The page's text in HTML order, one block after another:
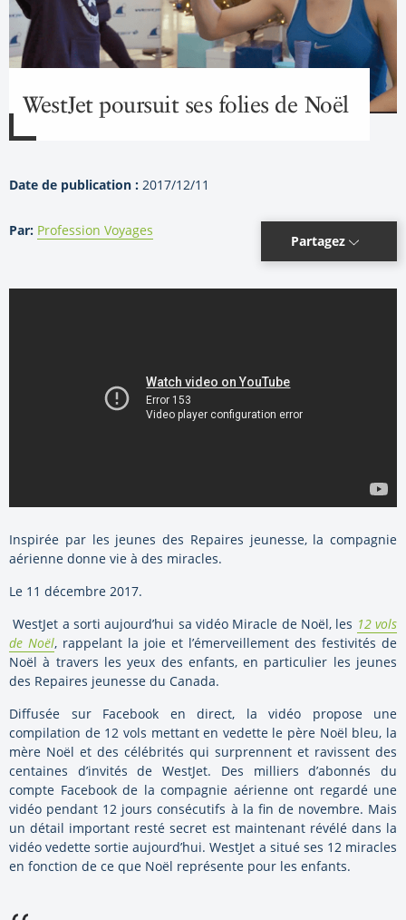
WestJet poursuit ses folies de Noël
Date de publication : 2017/12/11
Par: Profession Voyages
Partagez
Inspirée par les jeunes des Repaires jeunesse, la compagnie
aérienne donne vie à des miracles.
L e 11 décembre 2017.
WestJet a sorti aujourd’hui sa vidéo Miracle de Noël, les 12 vols
de Noël, rappelant la joie et l’émerveillement des festivités de
Noël à travers les yeux des enfants, en particulier les jeunes
des Repaires jeunesse du Canada.
Diffusée sur Facebook en direct, la vidéo propose une
compilation de 12 vols mettant en vedette le père Noël bleu, la
mère Noël et des célébrités qui surprennent et ravissent des
centaines d’invités de WestJet. Des milliers d’abonnés du
compte Facebook de la compagnie aérienne ont regardé une
vidéo pendant 12 jours consécutifs à la fin de novembre. Mais
un détail important resté secret est maintenant révélé dans la
vidéo vedette sortie aujourd’hui. WestJet a situé ses 12 miracles
en fonction de ce que Noël représente pour les enfants.